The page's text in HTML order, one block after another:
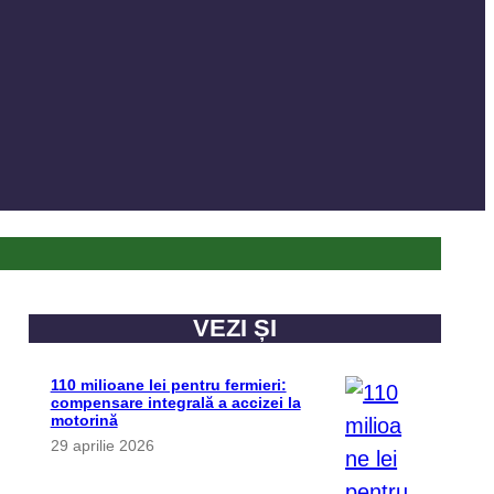
VEZI ȘI
110 milioane lei pentru fermieri:
compensare integrală a accizei la
motorină
29 aprilie 2026